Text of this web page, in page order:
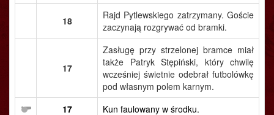
18
Rajd Pytlewskiego zatrzymany. Goście
zaczynają rozgrywać od bramki.
17
Zasługę przy strzelonej bramce miał
także Patryk Stępiński, który chwilę
wcześniej świetnie odebrał futbolówkę
pod własnym polem karnym.
17
Kun faulowany w środku.